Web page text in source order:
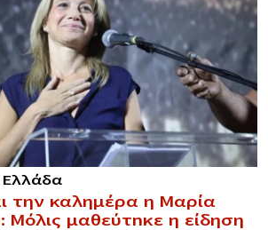
Ελλάδα
την καλημέρα η Μαρία
Μόλις μαθεύτnκε η είδηση